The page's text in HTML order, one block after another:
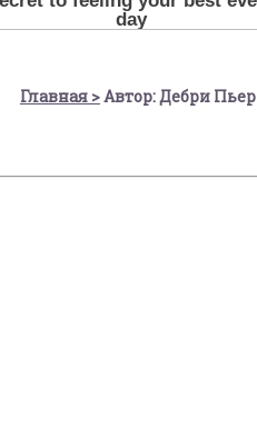
Главная Автор: Дебри Пьер